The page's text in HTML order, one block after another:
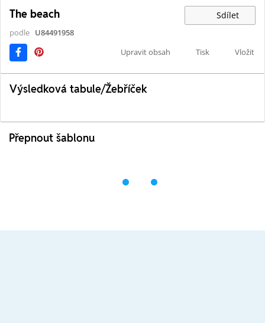
The beach Sdílet
podle U84491958
Upravit obsah
Tisk Vložit
Výsledková tabule/Žebříček
Přepnout šablonu